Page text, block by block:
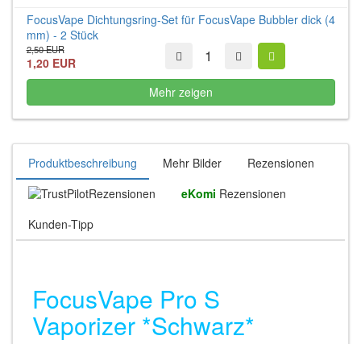
FocusVape Dichtungsring-Set für FocusVape Bubbler dick (4
mm) - 2 Stück
2,50 EUR
1,20 EUR
Mehr zeigen
Produktbeschreibung Mehr Bilder
Rezensionen
Rezensionen
eKomi Rezensionen
Kunden-Tipp
FocusVape Pro S
Vaporizer *Schwarz*